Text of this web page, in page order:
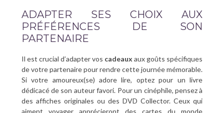
ADAPTER SES CHOIX AUX
PRÉFÉRENCES DE SON
PARTENAIRE
Il est crucial d’adapter vos cadeaux aux goûts spécifiques
de votre partenaire pour rendre cette journée mémorable.
Si votre amoureux(se) adore lire, optez pour un livre
dédicacé de son auteur favori. Pour un cinéphile, pensez à
des affiches originales ou des DVD Collector. Ceux qui
aiment voyager apprécieront des cartes du monde